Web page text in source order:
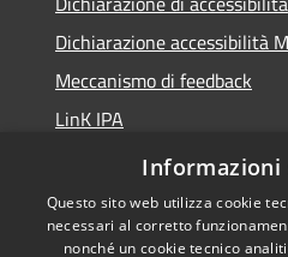
Dichiarazione accessibilità
Meccanismo di feedback
LinK IPA
Social media policyInformazioni
Questo sito web utilizza cookie
necessari al corretto
nonché un cookie tecnico